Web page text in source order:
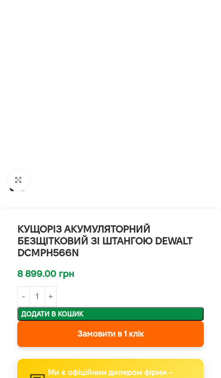
КУЩОРІЗ АКУМУЛЯТОРНИЙ
БЕЗЩІТКОВИЙ ЗІ ШТАНГОЮ DEWALT
DCMPH566N
8 899.00 грн
ДОДАТИ В КОШИК
Замовити в 1 клік
Ми є офіційним дилером фірми -